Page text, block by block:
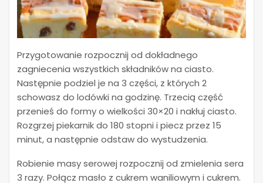
Przygotowanie rozpocznij od dokładnego
zagniecenia wszystkich składników na ciasto.
Następnie podziel je na 3 części, z których 2
schowasz do lodówki na godzinę. Trzecią część
przenieś do formy o wielkości 30×20 i nakłuj ciasto.
Rozgrzej piekarnik do 180 stopni i piecz przez 15
minut, a następnie odstaw do wystudzenia.
Robienie masy serowej rozpocznij od zmielenia sera
3 razy. Połącz masło z cukrem waniliowym i cukrem.